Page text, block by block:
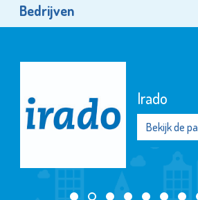
Bedrijven
Irado
Bekijk de